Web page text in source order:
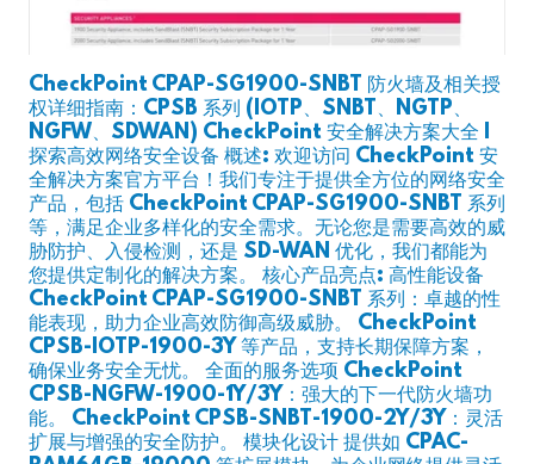
CheckPoint CPAP-SG1900-SNBT 防火墙及相关授
权详细指南：CPSB 系列 (IOTP、SNBT、NGTP、
NGFW、SDWAN) CheckPoint 安全解决方案大全 |
探索高效网络安全设备 概述: 欢迎访问 CheckPoint 安
全解决方案官方平台！我们专注于提供全方位的网络安全
产品，包括 CheckPoint CPAP-SG1900-SNBT 系列
等，满足企业多样化的安全需求。无论您是需要高效的威
胁防护、入侵检测，还是 SD-WAN 优化，我们都能为
您提供定制化的解决方案。 核心产品亮点: 高性能设备
CheckPoint CPAP-SG1900-SNBT 系列：卓越的性
能表现，助力企业高效防御高级威胁。 CheckPoint
CPSB-IOTP-1900-3Y 等产品，支持长期保障方案，
确保业务安全无忧。 全面的服务选项 CheckPoint
CPSB-NGFW-1900-1Y/3Y：强大的下一代防火墙功
能。 CheckPoint CPSB-SNBT-1900-2Y/3Y：灵活
扩展与增强的安全防护。 模块化设计 提供如 CPAC-